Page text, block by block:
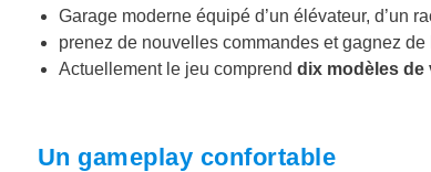
Garage moderne équipé d’un élévateur, d’un
prenez de nouvelles commandes et gagnez de
Actuellement le jeu comprend dix modèles de
Un gameplay confortable